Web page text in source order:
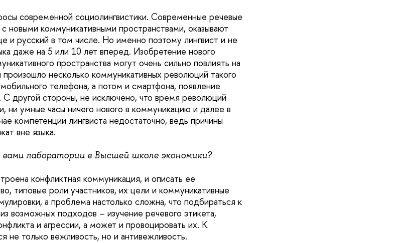
современной социолингвистики. Современные речевые
новыми коммуникативными пространствами, оказывают
и русский в том числе. Но именно поэтому лингвист и не
даже на 5 или 10 лет вперед. Изобретение нового
пространства могут очень сильно повлиять на
несколько коммуникативных революций такого
телефона, а потом и смартфона, появление
С другой стороны, не исключено, что время революций
ни умные часы ничего нового в коммуникацию и далее в
компетенции лингвиста недостаточно, ведь причины
вне языка.
вами лаборатории в Высшей школе экономики?
конфликтная коммуникация, и описать ее
типовые роли участников, их цели и коммуникативные
а проблема настолько сложна, что подбираться к
возможных подходов – изучение речевого этикета,
и агрессии, а может и провоцировать их. К
не только вежливость, но и антивежливость.